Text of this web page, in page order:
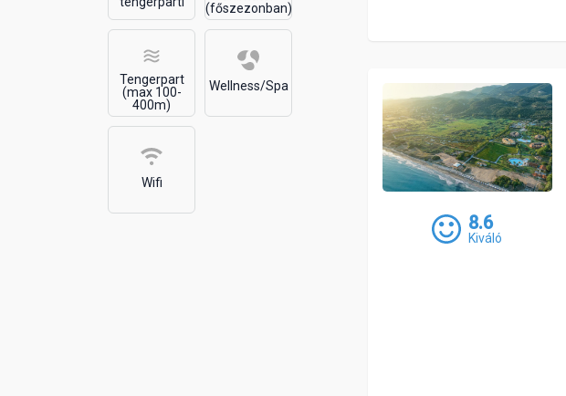
(főszezonban)
Tengerpart
(max 100-
400m)
Wellness/Spa
Wifi
8.6
Kiváló